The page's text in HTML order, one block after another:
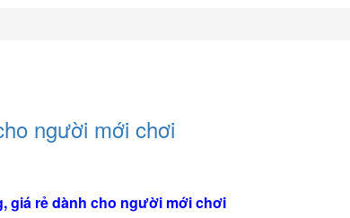
người mới chơi
giá rẻ dành cho người mới chơi